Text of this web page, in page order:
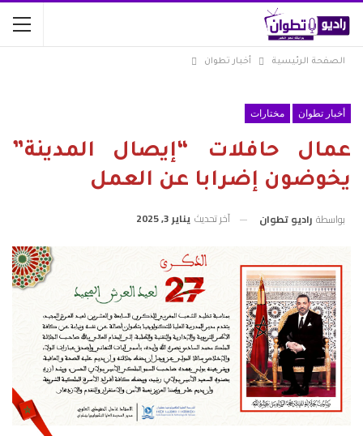
الصفحة الرئيسية أخبار تطوان
أخبار تطوان مختارات
عمال حافلات “إيصال المدينة”
يخوضون إضرابا عن العمل
بواسطة راديو تطوان آخر تحديث يناير 3, 2025